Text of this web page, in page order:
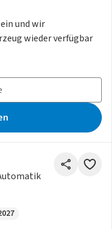
und wir
wieder verfügbar